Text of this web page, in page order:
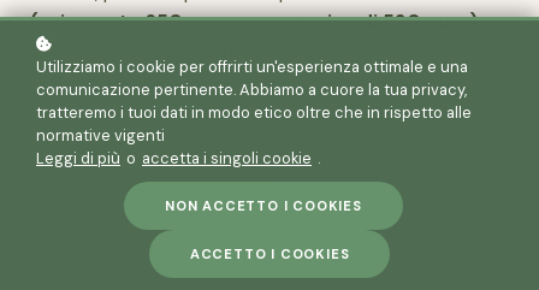
(prima rata 650 euro, successive di 520 euro).
L'importo e lo sconto rata unica è valido solo per il
primo anno di corso.
VAI ALLA OFFERTA
Utilizziamo i cookie per offrirti un'esperienza ottimale e una
comunicazione pertinente. Abbiamo a cuore la tua privacy,
tratteremo i tuoi dati in modo etico oltre che in rispetto alle
normative vigenti
Leggi di più o accetta i singoli cookie .
NON ACCETTO I COOKIES
ACCETTO I COOKIES